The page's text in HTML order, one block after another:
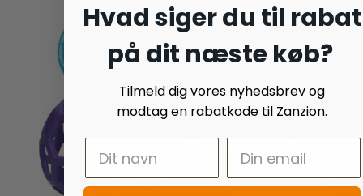
Hvad siger du til rabat
på dit næste køb?
Tilmeld dig vores nyhedsbrev og
modtag en rabatkode til Zanzion.